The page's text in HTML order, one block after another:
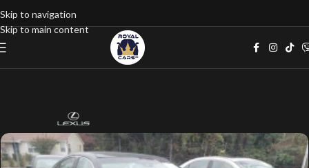
Skip to navigation
Skip to main content
Седан